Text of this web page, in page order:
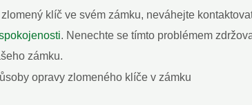
klíč ve svém zámku, neváhejte
. Nenechte se tímto problémem
zámku.